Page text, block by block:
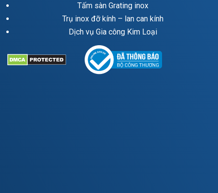
Tấm sàn Grating inox
Trụ inox đỡ kính – lan can kính
Dịch vụ Gia công Kim Loại